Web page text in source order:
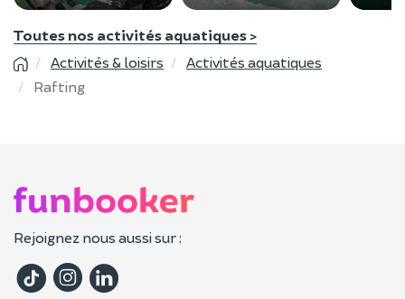
Toutes nos activités aquatiques >
Activités & loisirs
Activités aquatiques
Rafting
Rejoignez nous aussi sur :